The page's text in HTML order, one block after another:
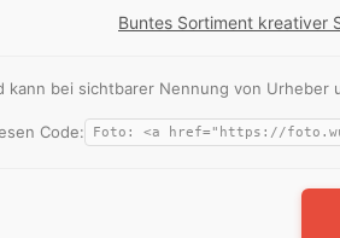
Buntes Sortiment kreativer
kann bei sichtbarer Nennung von
Code: